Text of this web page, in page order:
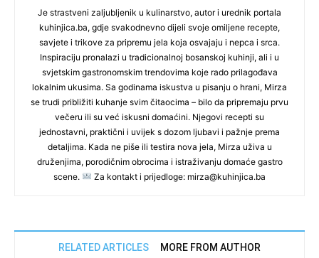
Je strastveni zaljubljenik u kulinarstvo, autor i urednik portala
kuhinjica.ba, gdje svakodnevno dijeli svoje omiljene recepte,
savjete i trikove za pripremu jela koja osvajaju i nepca i srca.
Inspiraciju pronalazi u tradicionalnoj bosanskoj kuhinji, ali i u
svjetskim gastronomskim trendovima koje rado prilagođava
lokalnim ukusima. Sa godinama iskustva u pisanju o hrani, Mirza
se trudi približiti kuhanje svim čitaocima – bilo da pripremaju prvu
večeru ili su već iskusni domaćini. Njegovi recepti su
jednostavni, praktični i uvijek s dozom ljubavi i pažnje prema
detaljima. Kada ne piše ili testira nova jela, Mirza uživa u
druženjima, porodičnim obrocima i istraživanju domaće gastro
scene.
Za kontakt i prijedloge: mirza@kuhinjica.ba
RELATED ARTICLES MORE FROM AUTHOR